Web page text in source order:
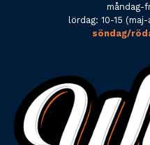
måndag-
lördag: 10-15
söndag/